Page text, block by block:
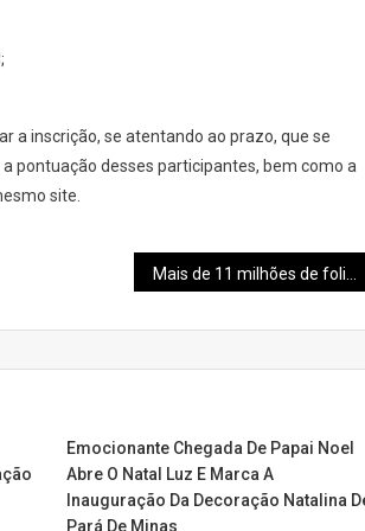
a inscrição, se atentando ao prazo, que se
pontuação desses participantes, bem como a
site.
Mais de 11 milhões de foliões passaram por Minas Gerais neste carnaval, em Pará de Minas a folia foi tranquila
Emocionante Chegada De Papai Noel
Abre O Natal Luz E Marca A
Inauguração Da Decoração Natalina
Pará De Minas